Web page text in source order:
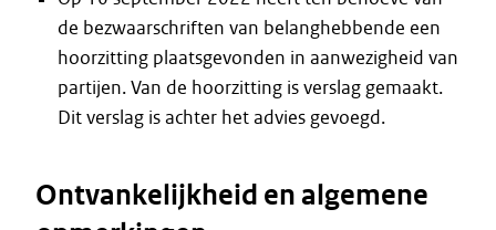
de bezwaarschriften van belanghebbende een
hoorzitting plaatsgevonden in aanwezigheid van
partijen. Van de hoorzitting is verslag gemaakt.
Dit verslag is achter het advies gevoegd.
Ontvankelijkheid en algemene